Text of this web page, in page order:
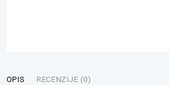
OPIS RECENZIJE (0)